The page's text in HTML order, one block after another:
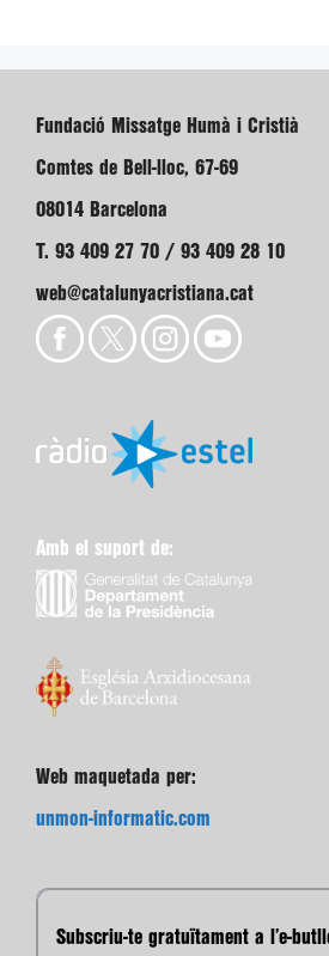
Fundació Missatge Humà i Cristià
Comtes de Bell-lloc, 67-69
08014 Barcelona
T. 93 409 27 70 / 93 409 28 10
web@catalunyacristiana.cat
Amb el suport de:
Web maquetada per:
unmon-informatic.com
Subscriu-te gratuïtament a l’e-